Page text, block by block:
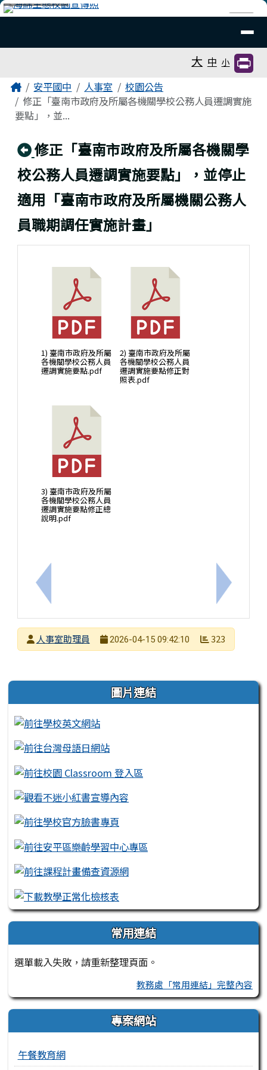
跳至主內容區
臺南市安平國中全球資訊網
大 中 小
主內容區域
Home安平國中 人事室
校園公告
修正「臺南市政府及所屬各機關學校公務人員遷調實施
要點」，並...
回上頁
修正「臺南市政府及所屬各機關學
校公務人員遷調實施要點」，並停止
適用「臺南市政府及所屬機關公務人
員職期調任實施計畫」
上一筆：修正「性別平等工作法施行細則」第4條之2
1) 臺南市政府及所屬
各機關學校公務人員
遷調實施要點.pdf
2) 臺南市政府及所屬
各機關學校公務人員
遷調實施要點修正對
照表.pdf
3) 臺南市政府及所屬
各機關學校公務人員
遷調實施要點修正總
說明.pdf
下一筆：
發布者人事室助理員
2026-04-15 09:42:10 323
左邊區域內容 圖片連結
常用連結
選單載入失敗，請重新整理頁面。
教務處「常用連結」完整內容
專案網站
午餐教育網
頁尾區域